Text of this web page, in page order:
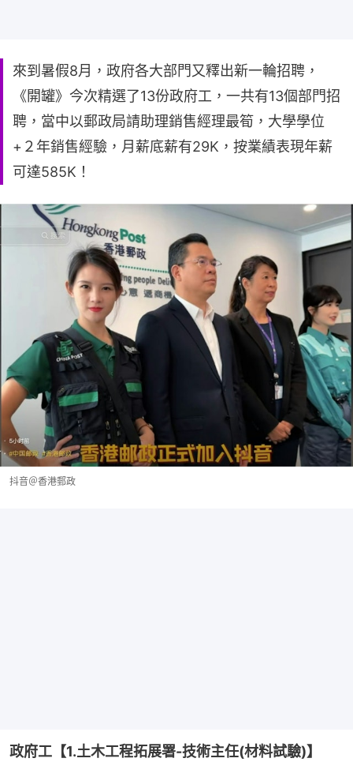
來到暑假8月，政府各大部門又釋出新一輪招聘，
《開罐》今次精選了13份政府工，一共有13個部門招
聘，當中以郵政局請助理銷售經理最筍，大學學位
+２年銷售經驗，月薪底薪有29K，按業績表現年薪
可達585K！
抖音＠香港郵政
政府工【1.土木工程拓展署-技術主任(材料試驗)】